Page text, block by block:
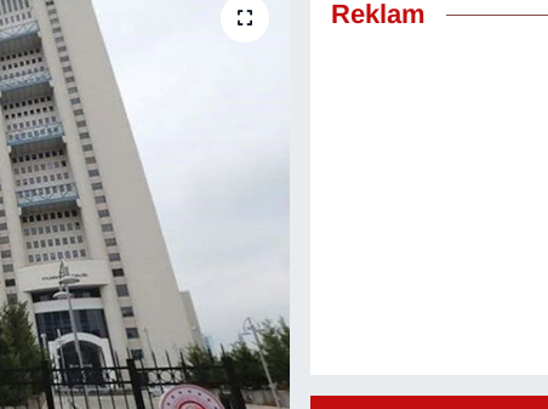
Reklam